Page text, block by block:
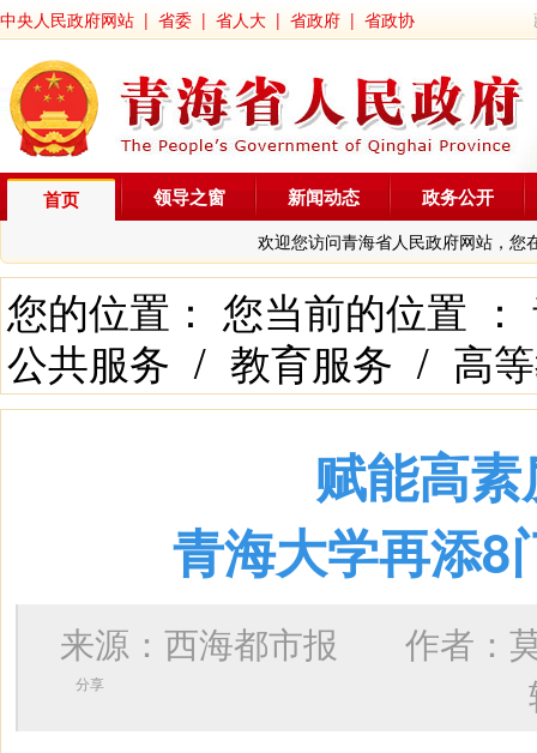
中央人民政府网站 | 省委 | 省人大 | 省政府 | 省政协
首页
欢迎您访问青海省人民政府网站，您
领导之窗 新闻动态 政务公开
您的位置： 您当前的位置 ：
公共服务 / 教育服务 / 高
赋能高
青海大学再添8
来源：西海都市报 作者：
分享